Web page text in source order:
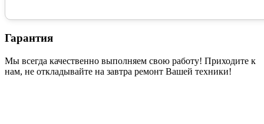
Гарантия
Мы всегда качественно выполняем свою работу! Приходите к
нам, не откладывайте на завтра ремонт Вашей техники!